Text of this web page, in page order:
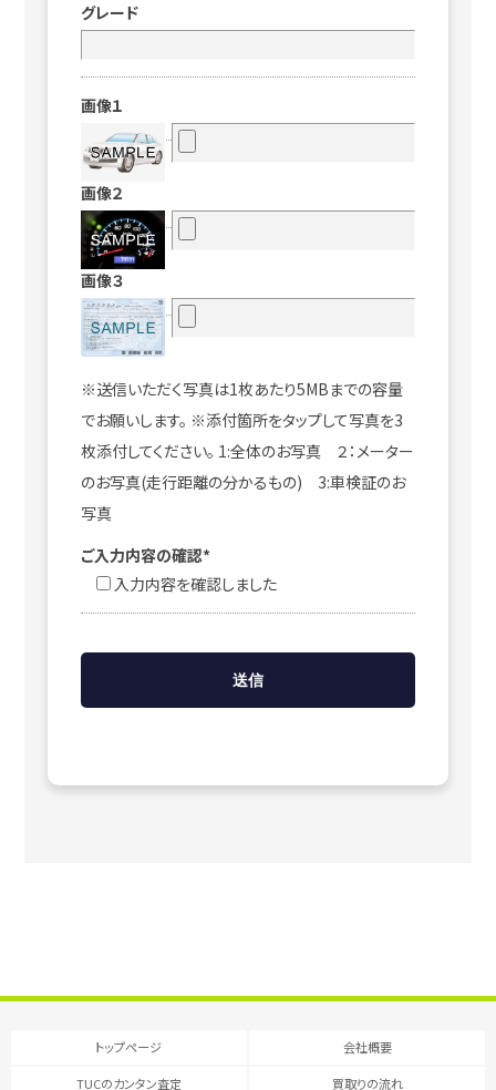
グレード
画像１
画像２
画像３
※送信いただく写真は1枚あたり5MBまでの容量
でお願いします。 ※添付箇所をタップして写真を3
枚添付してください。 1:全体のお写真 ２：メーター
のお写真(走行距離の分かるもの) 3:車検証のお
写真
ご入力内容の確認*
入力内容を確認しました
トップページ 会社概要
TUCのカンタン査定 買取りの流れ